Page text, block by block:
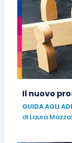
Il nuovo
GUIDA AGLI
di Laura